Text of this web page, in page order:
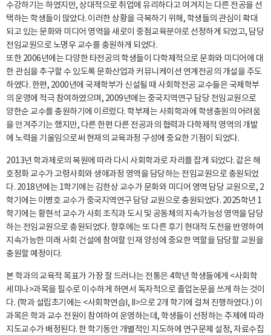
수강하기는 하였지만, 상대적으로 취업에 유리하다고 여겨지는 다른 전공을 선
택하는 학생들이 많았다. 이러한 상황을 극복하기 위해, 학생들의 관심이 확대
되고 있는 문화와 미디어 영역을 새로이 중점교육분야로 선정하게 되었고, 담당
전임교원으로 노명우 교수를 충원하게 되었다.
또한 2006년에는 다양한 타전공의 학생들이 다학제적으로 문화와 미디어에 대
한 관심을 추구할 수 있도록 문화산업과 커뮤니케이션 연계전공의 개설을 주도
하였다. 한편, 2000년에 국제학부가 신설될 때 사회학전공 교수들은 국제학부
의 운영에 적극 참여하였으며, 2009년에는 중국지역연구 담당 전임교원으로
양한순 교수를 충원하기에 이르렀다. 학부제는 사회학과에 학생충원의 어려움
을 안겨주기는 했지만, 다른 한편 다른 전공과의 협력과 다학제적 영역의 개발
에 노력을 기울임으로써 현재의 교육과정 구성에 중요한 기점이 되었다.
2013년 학과제로의 복원에 따라 다시 사회학과로 자리를 잡게 되었다. 같은 해
호정화 교수가 고령사회와 생애과정 영역을 담당하는 전임교원으로 충원되었
다. 2018년에는 1학기에는 김한상 교수가 문화와 미디어 영역 담당 교원으로, 2
학기에는 이병호 교수가 중국지역연구 담당 교원으로 충원되었다. 2025학년 1
학기에는 황현석 교수가 사회 조직과 도시 및 공동체의 지속가능성 영역을 담당
하는 전임교원으로 충원되었다. 향후에는 또 다른 후기 현대적 도전을 반영하여
지속가능한 미래 사회 건설에 참여할 인재 양성에 중요한 역할을 담당할 교원을
충원할 예정이다.
본 학과의 교육적 목표가 가장 잘 드러나는 전통은 4학년 학생들에게 <사회학
세미나>과목을 필수로 이수하게 하면서 독자적으로 졸업논문을 쓰게 하는 것이
다. (학과 설립초기에는 <사회학연습I, II>으로 2개 학기에 걸쳐 진행하였다.) 이
과목은 학과 교수 전원이 참여하여 운영하는데, 학생들이 선정하는 주제에 따라
지도교수가 배정된다. 한 학기동안 개별적인 지도하에 연구문제 설정, 자료수집